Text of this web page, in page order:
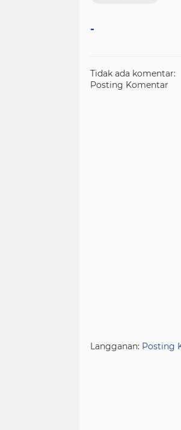
-
Tidak ada komentar:
Posting Komentar
Langganan: Posting